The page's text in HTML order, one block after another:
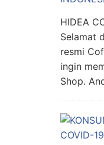
HIDEA
Selamat
resmi
ingin
Shop.